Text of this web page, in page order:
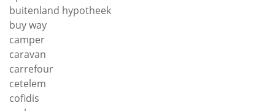
buitenland hypotheek
buy way
camper
caravan
carrefour
cetelem
cofidis